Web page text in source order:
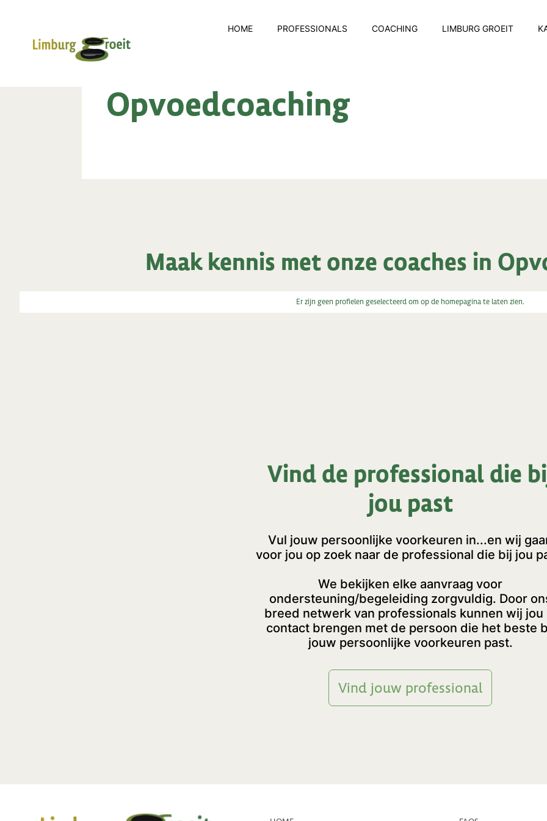
HOME PROFESSIONALS COACHING LIMBURG GROEIT
Opvoedcoaching
Maak kennis met onze coaches in
Er zijn geen profielen geselecteerd om op de homepagina te laten zien.
Vind de professional die
jou past
Vul jouw persoonlijke voorkeuren in...en wij
voor jou op zoek naar de professional die bij jou
We bekijken elke aanvraag voor
ondersteuning/begeleiding zorgvuldig. Door
breed netwerk van professionals kunnen wij jou
contact brengen met de persoon die het beste
jouw persoonlijke voorkeuren past.
Vind jouw professional